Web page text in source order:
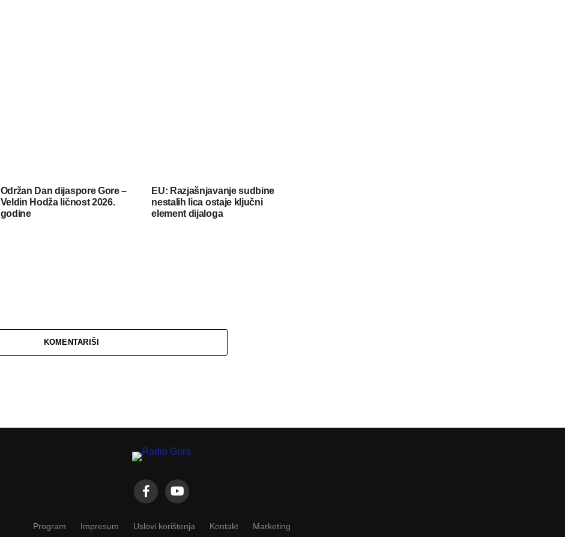
Održan Dan dijaspore Gore –
Veldin Hodža ličnost 2026.
godine
EU: Razjašnjavanje sudbine
nestalih lica ostaje ključni
element dijaloga
KOMENTARIŠI
Program Impresum Uslovi korištenja Kontakt Marketing